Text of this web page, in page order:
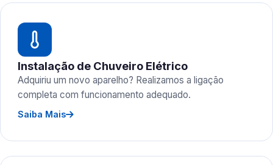
Instalação de Chuveiro Elétrico
Adquiriu um novo aparelho? Realizamos a ligação
completa com funcionamento adequado.
Saiba Mais